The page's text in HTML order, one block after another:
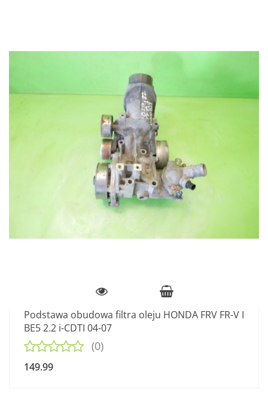
Podstawa obudowa filtra oleju HONDA FRV FR-V I
BE5 2.2 i-CDTI 04-07
(0)
149.99